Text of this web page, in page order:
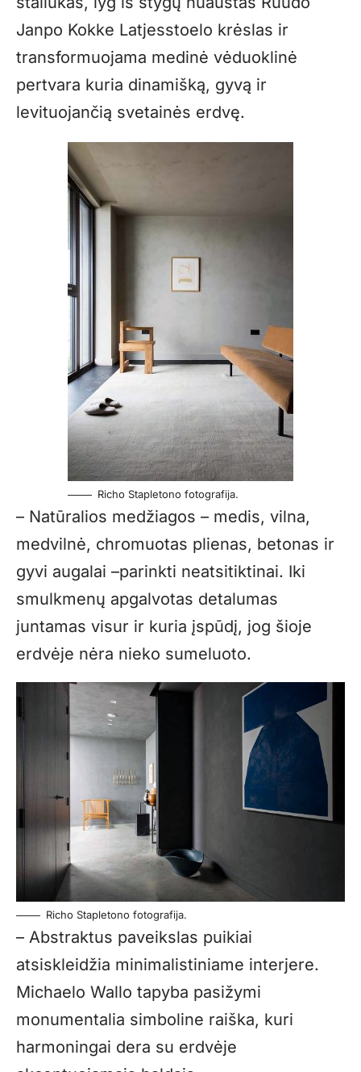
Janpo Kokke Latjesstoelo krėslas ir
transformuojama medinė vėduoklinė
pertvara kuria dinamišką, gyvą ir
levituojančią svetainės erdvę.
Richo Stapletono fotografija.
– Natūralios medžiagos – medis, vilna,
medvilnė, chromuotas plienas, betonas ir
gyvi augalai –parinkti neatsitiktinai. Iki
smulkmenų apgalvotas detalumas
juntamas visur ir kuria įspūdį, jog šioje
erdvėje nėra nieko sumeluoto.
Richo Stapletono fotografija.
– Abstraktus paveikslas puikiai
atsiskleidžia minimalistiniame interjere.
Michaelo Wallo tapyba pasižymi
monumentalia simboline raiška, kuri
harmoningai dera su erdvėje